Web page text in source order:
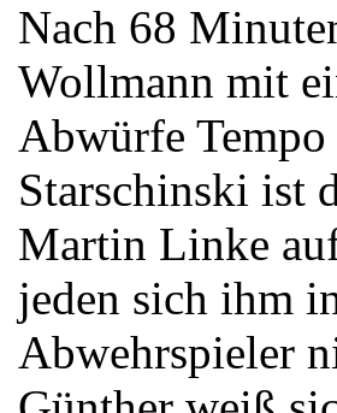
Nach 68
Wollmann mit
Abwürfe
Starschinski ist
Martin Linke
jeden sich ihm
Abwehrspieler